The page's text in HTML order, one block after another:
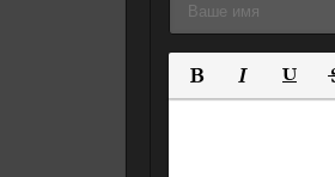
Полужирный
Курсив